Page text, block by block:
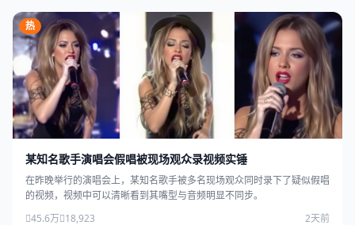
热
某知名歌手演唱会假唱被现场观众录视频实锤
在昨晚举行的演唱会上，某知名歌手被多名现场观众同时录下了疑似假唱
的视频，视频中可以清晰看到其嘴型与音频明显不同步。
45.6万 18,923 2天前